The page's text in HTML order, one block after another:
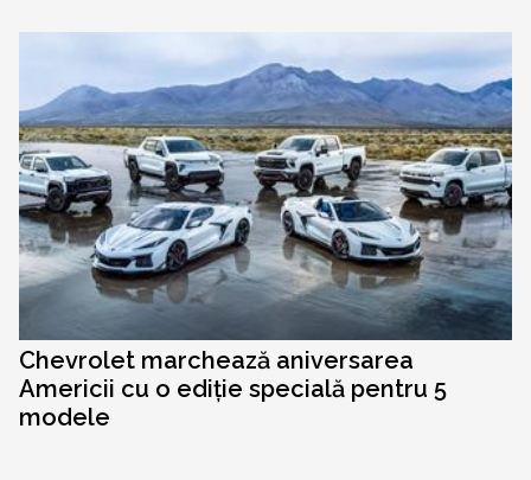
Chevrolet marchează aniversarea
Americii cu o ediție specială pentru 5
modele